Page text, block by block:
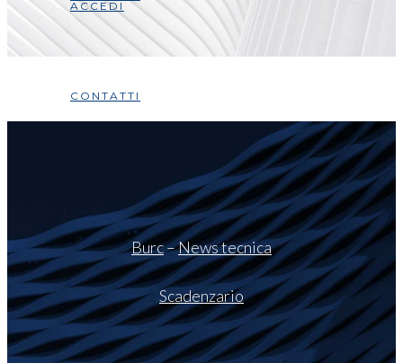
ACCEDI
CONTATTI
Burc–News tecnica
Scadenzario